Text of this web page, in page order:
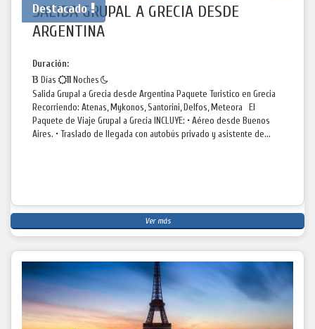
Destacado
SALIDA GRUPAL A GRECIA DESDE
ARGENTINA
Duración:
13 Días 11 Noches
Salida Grupal a Grecia desde Argentina Paquete Turistico en Grecia
Recorriendo: Atenas, Mykonos, Santorini, Delfos, Meteora El
Paquete de Viaje Grupal a Grecia INCLUYE: • Aéreo desde Buenos
Aires. • Traslado de llegada con autobús privado y asistente de...
Ver más